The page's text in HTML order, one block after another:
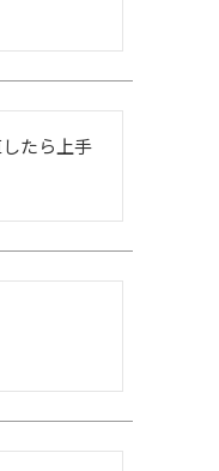
たら上手